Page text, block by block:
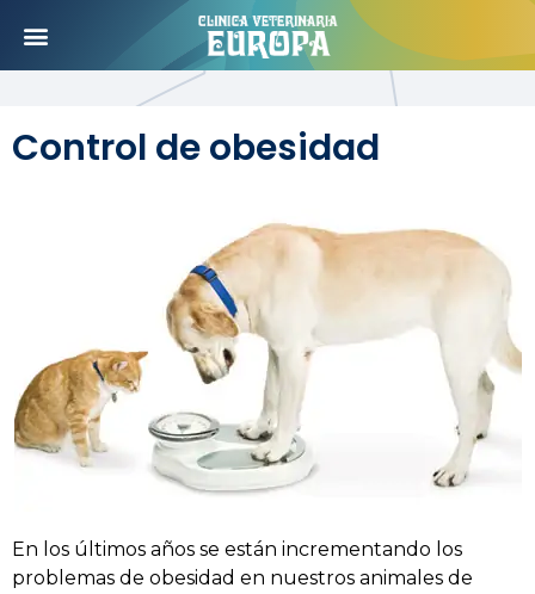
Control de obesidad
En los últimos años se están incrementando los
problemas de obesidad en nuestros animales de